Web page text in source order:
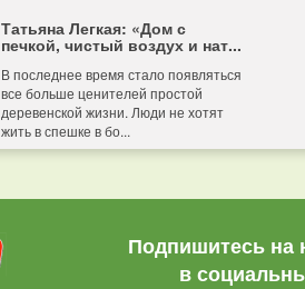
Татьяна Легкая: «Дом с
печкой, чистый воздух и нат...
В последнее время стало появляться
все больше ценителей простой
деревенской жизни. Люди не хотят
жить в спешке в бо...
Подпишитесь на
в